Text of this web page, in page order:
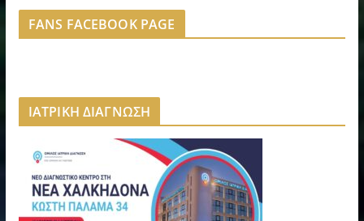
FANS FACEBOOK PAGE
ΙΑΤΡΙΚΗ ΔΙΑΓΝΩΣΗ